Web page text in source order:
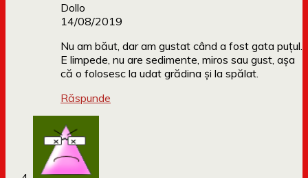
Dollo
14/08/2019
Nu am băut, dar am gustat când a fost gata puțul.
E limpede, nu are sedimente, miros sau gust, așa
că o folosesc la udat grădina și la spălat.
Răspunde